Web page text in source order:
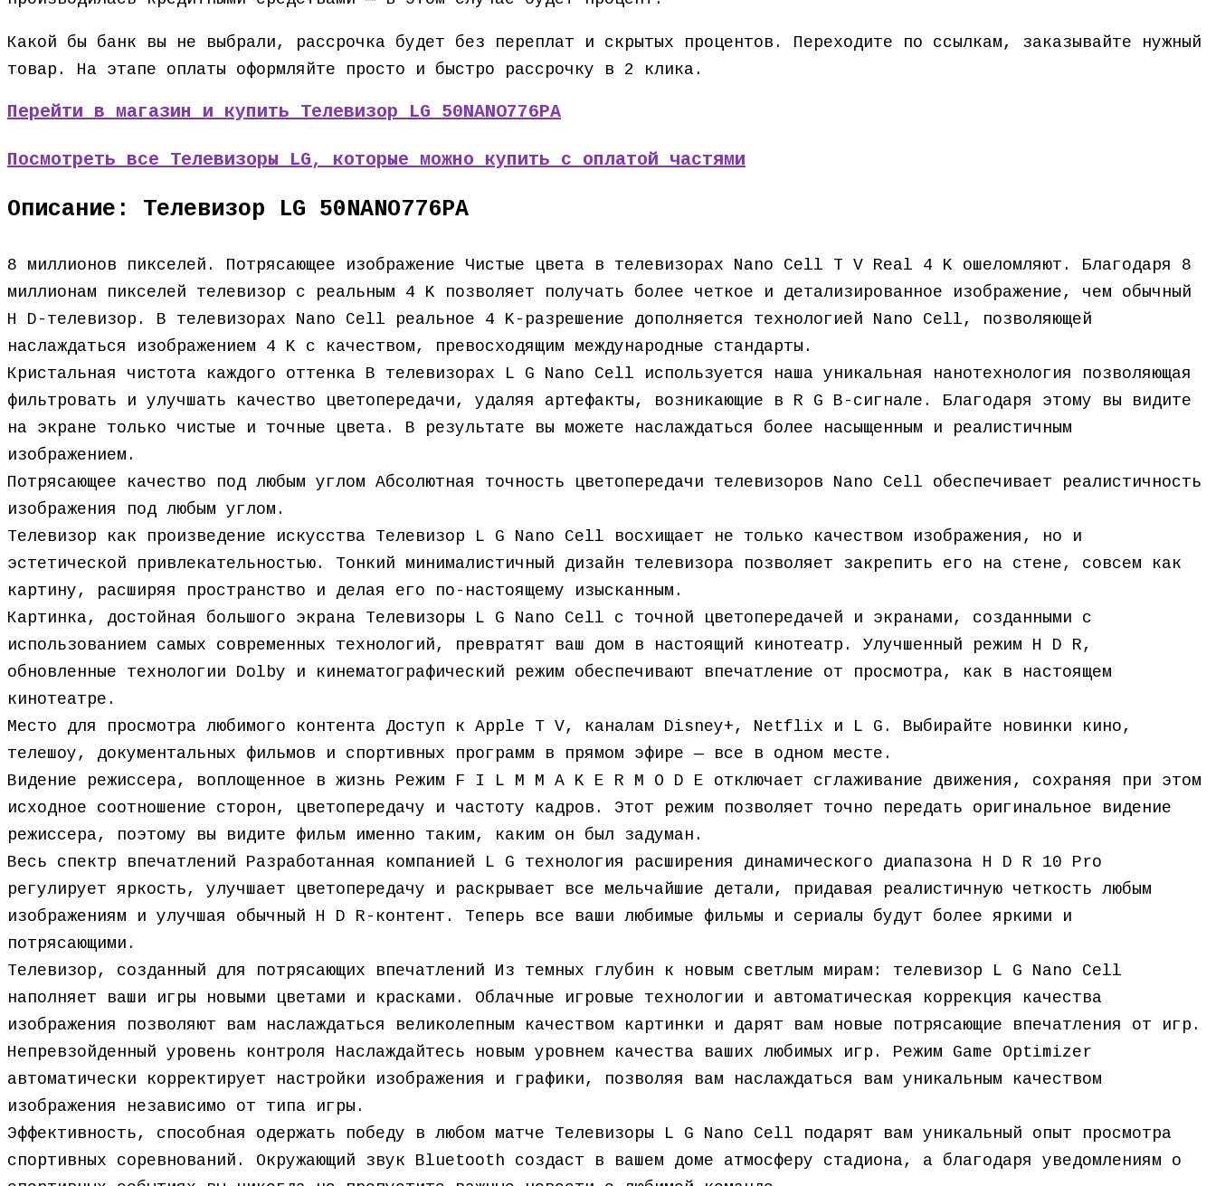
Какой бы банк вы не выбрали, рассрочка будет без переплат и скрытых процентов. Переходите по ссылкам, заказывайте нужный
товар. На этапе оплаты оформляйте просто и быстро рассрочку в 2 клика.
Перейти в магазин и купить Телевизор LG 50NANO776PA
Посмотреть все Телевизоры LG, которые можно купить с оплатой частями
Описание: Телевизор LG 50NANO776PA
8 миллионов пикселей. Потрясающее изображение Чистые цвета в телевизорах Nano Cell T V Real 4 K ошеломляют. Благодаря 8
миллионам пикселей телевизор с реальным 4 K позволяет получать более четкое и детализированное изображение, чем обычный
H D-телевизор. В телевизорах Nano Cell реальное 4 K-разрешение дополняется технологией Nano Cell, позволяющей
наслаждаться изображением 4 K с качеством, превосходящим международные стандарты.
Кристальная чистота каждого оттенка В телевизорах L G Nano Cell используется наша уникальная нанотехнология позволяющая
фильтровать и улучшать качество цветопередачи, удаляя артефакты, возникающие в R G B-сигнале. Благодаря этому вы видите
на экране только чистые и точные цвета. В результате вы можете наслаждаться более насыщенным и реалистичным
изображением.
Потрясающее качество под любым углом Абсолютная точность цветопередачи телевизоров Nano Cell обеспечивает реалистичность
изображения под любым углом.
Телевизор как произведение искусства Телевизор L G Nano Cell восхищает не только качеством изображения, но и
эстетической привлекательностью. Тонкий минималистичный дизайн телевизора позволяет закрепить его на стене, совсем как
картину, расширяя пространство и делая его по-настоящему изысканным.
Картинка, достойная большого экрана Телевизоры L G Nano Cell с точной цветопередачей и экранами, созданными с
использованием самых современных технологий, превратят ваш дом в настоящий кинотеатр. Улучшенный режим H D R,
обновленные технологии Dolby и кинематографический режим обеспечивают впечатление от просмотра, как в настоящем
кинотеатре.
Место для просмотра любимого контента Доступ к Apple T V, каналам Disney+, Netflix и L G. Выбирайте новинки кино,
телешоу, документальных фильмов и спортивных программ в прямом эфире — все в одном месте.
Видение режиссера, воплощенное в жизнь Режим F I L M M A K E R M O D E отключает сглаживание движения, сохраняя при этом
исходное соотношение сторон, цветопередачу и частоту кадров. Этот режим позволяет точно передать оригинальное видение
режиссера, поэтому вы видите фильм именно таким, каким он был задуман.
Весь спектр впечатлений Разработанная компанией L G технология расширения динамического диапазона H D R 10 Pro
регулирует яркость, улучшает цветопередачу и раскрывает все мельчайшие детали, придавая реалистичную четкость любым
изображениям и улучшая обычный H D R-контент. Теперь все ваши любимые фильмы и сериалы будут более яркими и
потрясающими.
Телевизор, созданный для потрясающих впечатлений Из темных глубин к новым светлым мирам: телевизор L G Nano Cell
наполняет ваши игры новыми цветами и красками. Облачные игровые технологии и автоматическая коррекция качества
изображения позволяют вам наслаждаться великолепным качеством картинки и дарят вам новые потрясающие впечатления от игр.
Непревзойденный уровень контроля Наслаждайтесь новым уровнем качества ваших любимых игр. Режим Game Optimizer
автоматически корректирует настройки изображения и графики, позволяя вам наслаждаться вам уникальным качеством
изображения независимо от типа игры.
Эффективность, способная одержать победу в любом матче Телевизоры L G Nano Cell подарят вам уникальный опыт просмотра
спортивных соревнований. Окружающий звук Bluetooth создаст в вашем доме атмосферу стадиона, а благодаря уведомлениям о